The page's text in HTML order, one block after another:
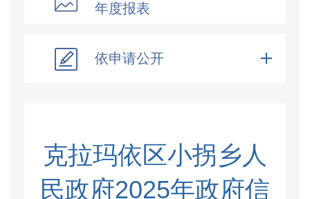
年度报表
依申请公开
克拉玛依区小拐乡人
民政府2025年政府信